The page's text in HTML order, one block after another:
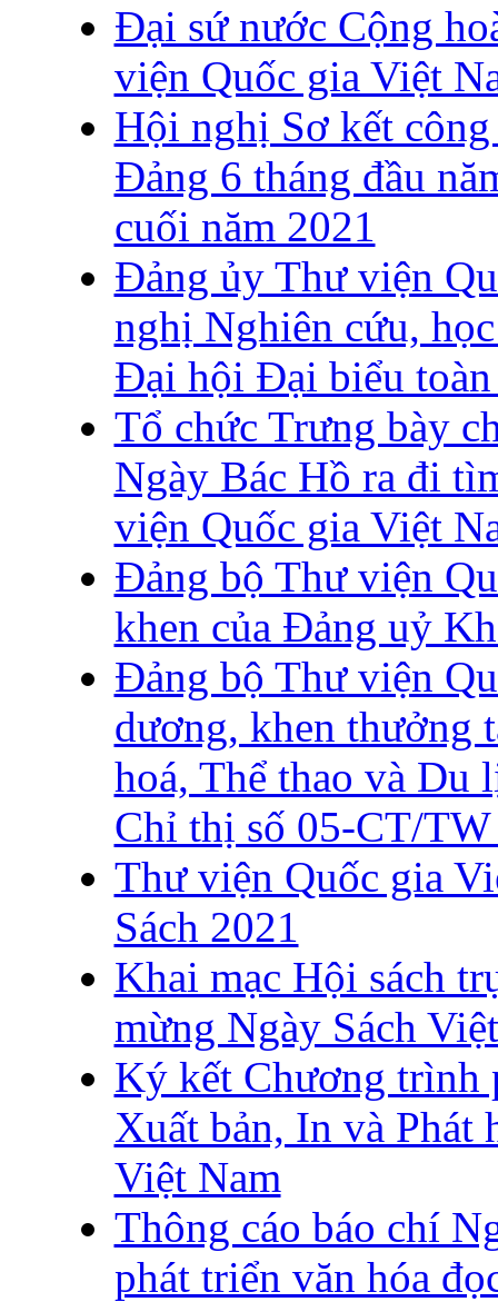
Đại sứ nước Cộng
viện Quốc gia Việt
Hội nghị Sơ kết
Đảng 6 tháng đầu
cuối năm 2021
Đảng ủy Thư viện
nghị Nghiên cứu,
Đại hội Đại biểu
Tổ chức Trưng bày
Ngày Bác Hồ ra đi
viện Quốc gia Việt
Đảng bộ Thư viện
khen của Đảng uỷ
Đảng bộ Thư viện
dương, khen thưởng
hoá, Thể thao và Du
Chỉ thị số 05-CT/
Thư viện Quốc gia
Sách 2021
Khai mạc Hội sách
mừng Ngày Sách
Ký kết Chương trình
Xuất bản, In và Phát
Việt Nam
Thông cáo báo chí
phát triển văn hóa